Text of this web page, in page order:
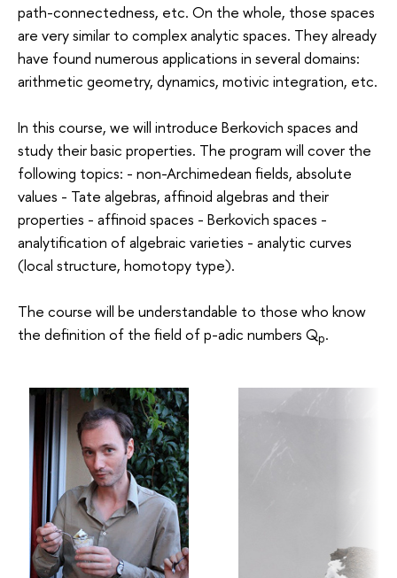
path-connectedness, etc. On the whole, those spaces
are very similar to complex analytic spaces. They already
have found numerous applications in several domains:
arithmetic geometry, dynamics, motivic integration, etc.
In this course, we will introduce Berkovich spaces and
study their basic properties. The program will cover the
following topics: - non-Archimedean fields, absolute
values - Tate algebras, affinoid algebras and their
properties - affinoid spaces - Berkovich spaces -
analytification of algebraic varieties - analytic curves
(local structure, homotopy type).
The course will be understandable to those who know
the definition of the field of p-adic numbers Qp.